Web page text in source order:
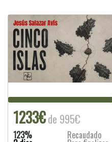
1233€de 995€
123% Recaudado